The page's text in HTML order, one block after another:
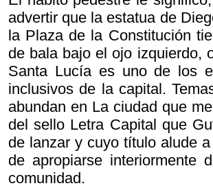
advertir que la estatua de
la Plaza de la Constitución
de bala bajo el ojo izquierdo,
Santa Lucía es uno de los
inclusivos de la capital.
abundan en La ciudad que
del sello Letra Capital que
de lanzar y cuyo título alude
de apropiarse interiormente
comunidad.